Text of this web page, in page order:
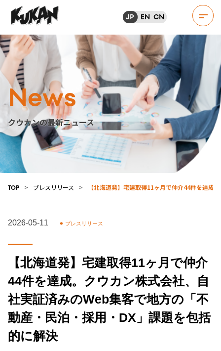
JP EN CN
News
クウカンの最新ニュース
TOP > プレスリリース > 【北海道発】宅建取得11ヶ月で仲介44件を達成
2026-05-11 プレスリリース
【北海道発】宅建取得11ヶ月で仲介
44件を達成。クウカン株式会社、自
社実証済みのWeb集客で地方の「不
動産・民泊・採用・DX」課題を包括
的に解決